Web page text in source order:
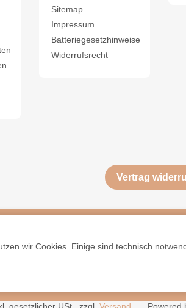
Sitemap
Impressum
Batteriegesetzhinweise
Widerrufsrecht
Vertrag
wir Cookies. Einige sind technisch